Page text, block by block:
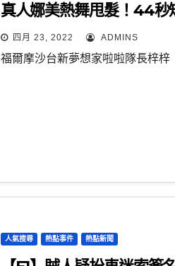
真人娜美熱舞甩髮！44秒
四月 23, 2022 ADMINS
福爾摩沙台新夢想家啦啦隊長梓
人氣搜尋 熱點事件 熱點新聞